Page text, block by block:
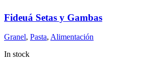
Fideuá Setas y Gambas
Granel, Pasta, Alimentación
In stock